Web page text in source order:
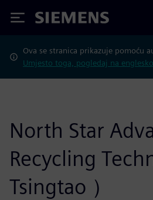
Siemens
Ova se stranica prikazuje pomoću
Umjesto toga, pogledaj na
North Star
Recycling
Tsingtao ）